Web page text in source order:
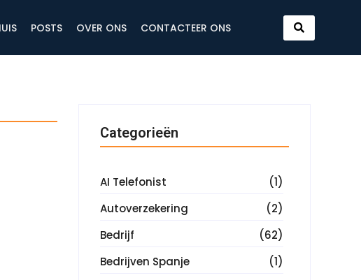
POSTS OVER ONS CONTACTEER ONS
Categorieën
AI Telefonist
(1)
Autoverzekering
(2)
Bedrijf
(62)
Bedrijven Spanje
(1)